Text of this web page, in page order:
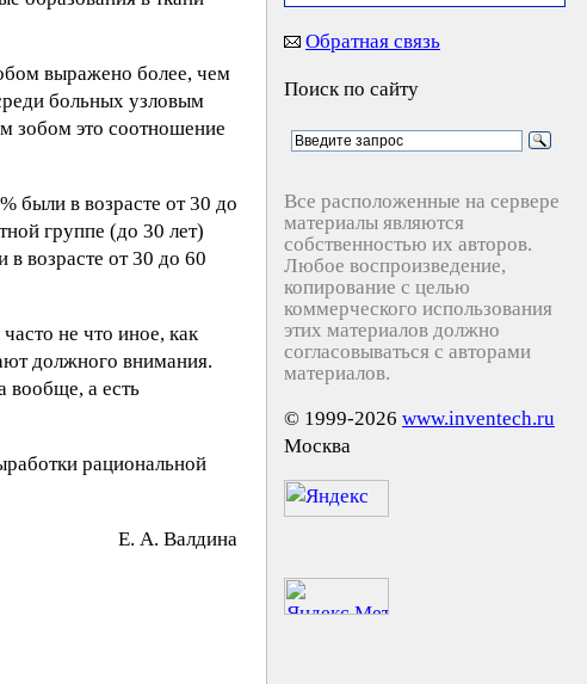
выражено более, чем
больных узловым
зобом это соотношение
были в возрасте от 30 до
группе (до 30 лет)
возрасте от 30 до 60
не что иное, как
должного внимания.
вообще, а есть
рациональной
E. А. Вaлдинa
Обратная связь
Поиск по сайту
Все расположенные на сервере
материалы являются
собственностью их авторов.
Любое воспроизведение,
копирование с целью
коммерческого использования
этих материалов должно
согласовываться с авторами
материалов.
© 1999-2026 www.inventech.ru
Москва